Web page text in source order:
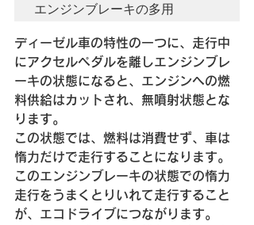
エンジンブレーキの多用
ディーゼル車の特性の一つに、走行中
にアクセルペダルを離しエンジンブレ
ーキの状態になると、エンジンヘの燃
料供給はカットされ、無噴射状態とな
ります。
この状態では、燃料は消費せず、車は
惰力だけで走行することになります。
このエンジンブレーキの状態での惰力
走行をうまくとりいれて走行すること
が、エコドライブにつながります。